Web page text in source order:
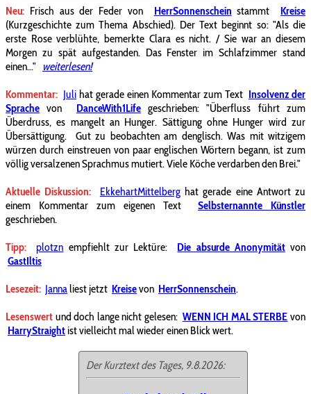
Neu: Frisch aus der Feder von HerrSonnenschein stammt
Kreise
(Kurzgeschichte zum Thema Abschied). Der Text beginnt so: "Als die
erste Rose verblühte, bemerkte Clara es nicht. / Sie war an diesem
Morgen zu spät aufgestanden. Das Fenster im Schlafzimmer stand
einen..." weiterlesen!
Kommentar: Juli hat gerade einen Kommentar zum Text Insolvenz der
Sprache von DanceWith1Lifegeschrieben: "Überfluss führt zum
Überdruss, es mangelt an Hunger. Sättigung ohne Hunger wird zur
Übersättigung. Gut zu beobachten am denglisch. Was mit witzigem
würzen durch einstreuen von paar englischen Wörtern begann, ist zum
völlig versalzenen Sprachmus mutiert. Viele Köche verdarben den Brei."
Aktuelle Diskussion: EkkehartMittelberghat gerade eine Antwort zu
einem Kommentar zum eigenen Text
Selbsternannte Künstler
geschrieben.
Tipp: plotzn empfiehlt zur Lektüre: Die absurde Anonymitätvon
GastIltis
Lesezeit: Jannaliest jetzt Kreisevon HerrSonnenschein.
Lesenswert und doch lange nicht gelesen: WENN ICH MAL STERBE von
HarryStraight ist vielleicht mal wieder einen Blick wert.
Der Kurztext des Tages, 9.8.2026: